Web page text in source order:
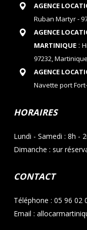
AGENCE
Ruban Martyr -
AGENCE
MARTINIQUE:
97232, Martinique
AGENCE
Navette port
HORAIRES
Lundi - Samedi : 8h -
Dimanche : sur
CONTACT
Téléphone : 05 96 02
Email :